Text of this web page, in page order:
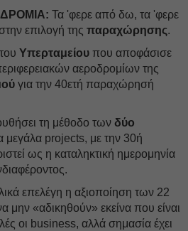
Τα 'φερε από δω, τα 'φερε
επιλογή της παραχώρησης.
Υπερταμείου που αποφάσισε
αεροδρομίων της
για την 40ετή παραχώρησή
τη μέθοδο των δύο
μεγάλα projects, με την 30ή
ως η καταληκτική ημερομηνία
επελέγη η αξιοποίηση των 22
μην «αδικηθούν» εκείνα που είναι
οι business, αλλά σημασία έχει